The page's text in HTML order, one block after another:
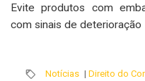
Evite produtos com
com sinais de deterioração
Notícias | Direito do